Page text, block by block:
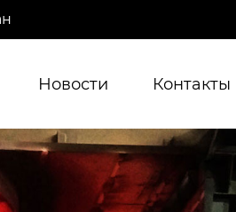
Новости Контакты